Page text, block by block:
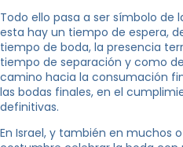
Todo ello pasa a ser símbolo de
esta hay un tiempo de espera,
tiempo de boda, la presencia
tiempo de separación y como
camino hacia la consumación
las bodas finales, en el
definitivas.
En Israel, y también en muchos